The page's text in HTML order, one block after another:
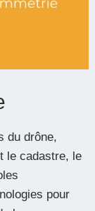
du drône,
le cadastre, le
pour